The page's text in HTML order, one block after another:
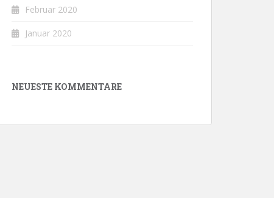
Februar 2020
Januar 2020
NEUESTE KOMMENTARE